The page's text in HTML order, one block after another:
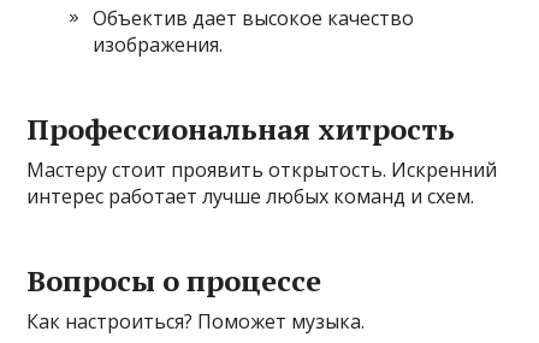
Объектив дает высокое качество
изображения.
Профессиональная хитрость
Мастеру стоит проявить открытость. Искренний
интерес работает лучше любых команд и схем.
Вопросы о процессе
Как настроиться? Поможет музыка.